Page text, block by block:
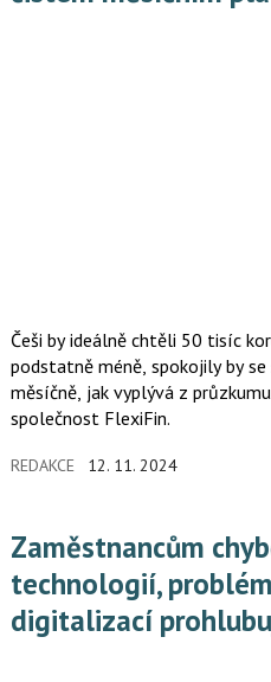
Češi by ideálně chtěli 50 tisíc
podstatně méně, spokojily by
měsíčně, jak vyplývá z
společnost FlexiFin.
REDAKCE 12. 11. 2024
Zaměstnancům chybějí znalosti
technologií,
digitalizací